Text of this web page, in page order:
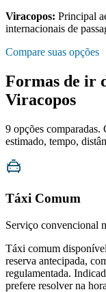
Viracopos: Principal
internacionais de
Compare suas opções
Formas de ir
Viracopos
9 opções comparadas.
estimado, tempo,
Táxi Comum
Serviço convencional
Táxi comum
reserva antecipada,
regulamentada.
prefere resolver na